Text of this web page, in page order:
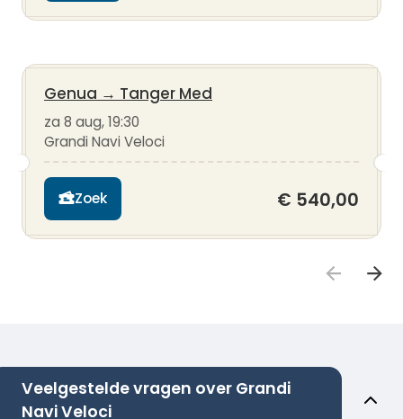
Genua → Tanger Med
za 8 aug, 19:30
Grandi Navi Veloci
Zoek € 540,00
Veelgestelde vragen over Grandi
Navi Veloci